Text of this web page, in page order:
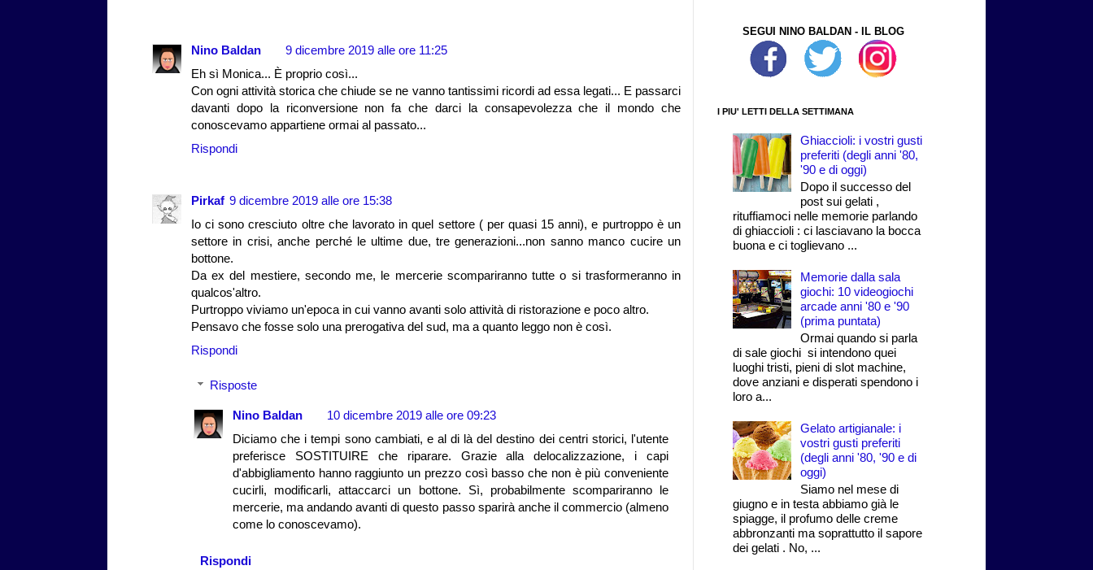
Nino Baldan
9 dicembre 2019 alle ore 11:25
Eh sì Monica... È proprio così...
Con ogni attività storica che chiude se ne vanno tantissimi ricordi ad essa legati... E passarci
davanti dopo la riconversione non fa che darci la consapevolezza che il mondo che
conoscevamo appartiene ormai al passato...
Rispondi
Pirkaf 9 dicembre 2019 alle ore 15:38
Io ci sono cresciuto oltre che lavorato in quel settore ( per quasi 15 anni), e purtroppo è un
settore in crisi, anche perché le ultime due, tre generazioni...non sanno manco cucire un
bottone.
Da ex del mestiere, secondo me, le mercerie scompariranno tutte o si trasformeranno in
qualcos'altro.
Purtroppo viviamo un'epoca in cui vanno avanti solo attività di ristorazione e poco altro.
Pensavo che fosse solo una prerogativa del sud, ma a quanto leggo non è così.
Rispondi
Risposte
Nino Baldan
10 dicembre 2019 alle ore 09:23
Diciamo che i tempi sono cambiati, e al di là del destino dei centri storici, l'utente
preferisce SOSTITUIRE che riparare. Grazie alla delocalizzazione, i capi
d'abbigliamento hanno raggiunto un prezzo così basso che non è più conveniente
cucirli, modificarli, attaccarci un bottone. Sì, probabilmente scompariranno le
mercerie, ma andando avanti di questo passo sparirà anche il commercio (almeno
come lo conoscevamo).
Rispondi
SEGUI NINO BALDAN - IL BLOG
I PIU' LETTI DELLA SETTIMANA
Ghiaccioli: i vostri gusti
preferiti (degli anni '80,
'90 e di oggi)
Dopo il successo del
post sui gelati ,
rituffiamoci nelle memorie parlando
di ghiaccioli : ci lasciavano la bocca
buona e ci toglievano ...
Memorie dalla sala
giochi: 10 videogiochi
arcade anni '80 e '90
(prima puntata)
Ormai quando si parla
di sale giochi si intendono quei
luoghi tristi, pieni di slot machine,
dove anziani e disperati spendono i
loro a...
Gelato artigianale: i
vostri gusti preferiti
(degli anni '80, '90 e di
oggi)
Siamo nel mese di
giugno e in testa abbiamo già le
spiagge, il profumo delle creme
abbronzanti ma soprattutto il sapore
dei gelati . No, ...